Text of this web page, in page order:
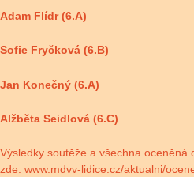
Adam Flídr (6.A)
Sofie Fryčková (6.B)
Jan Konečný (6.A)
Alžběta Seidlová (6.C)
Výsledky soutěže a všechna oceněná
zde: www.mdvv-lidice.cz/aktualni/